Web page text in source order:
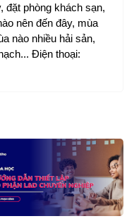
đặt phòng khách sạn,
nên đến đây, mùa
nào nhiều hải sản,
Điện thoại: